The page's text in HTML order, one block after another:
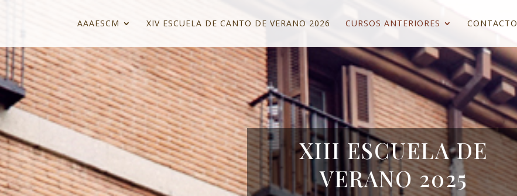
AAAESCM XIV ESCUELA DE CANTO DE VERANO 2026 CURSOS ANTERIORES CONTACTO
XIII ESCUELA DE
VERANO 2025